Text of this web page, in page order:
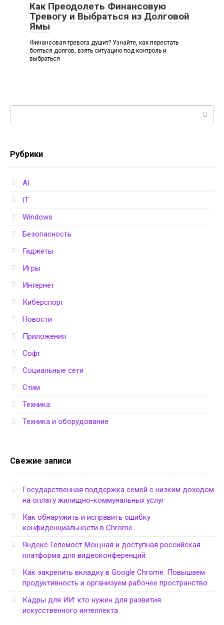
Как Преодолеть Финансовую
Тревогу и Выбраться из Долговой
Ямы
Финансовая тревога душит? Узнайте, как перестать
бояться долгов, взять ситуацию под контроль и
выбраться
Рубрики
AI
IT
Windows
Безопасность
Гаджеты
Игры
Интернет
Киберспорт
Новости
Приложения
Софт
Социальные сети
Стим
Техника
Техника и оборудование
Свежие записи
Государственная поддержка семей с низким доходом
на оплату жилищно-коммунальных услуг
Как обнаружить и исправить ошибку
конфиденциальности в Chrome
Яндекс.Телемост Мощная и доступная российская
платформа для видеоконференций
Как закрепить вкладку в Google Chrome: Повышаем
продуктивность и организуем рабочее пространство
Кадры для ИИ: кто нужен для развития
искусственного интеллекта